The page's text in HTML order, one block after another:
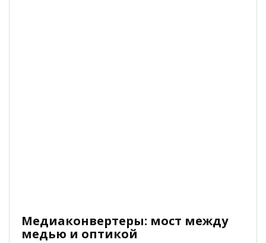
Медиаконвертеры: мост между
медью и оптикой